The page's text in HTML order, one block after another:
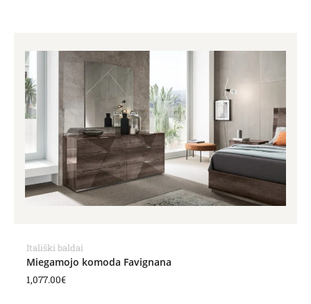
Itališki baldai
Miegamojo komoda Favignana
1,077.00€